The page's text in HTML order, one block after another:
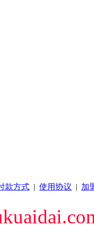
款方式 | 使用协议 | 加